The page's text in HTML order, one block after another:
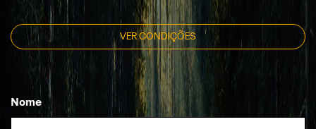
VER CONDIÇÕES
Nome